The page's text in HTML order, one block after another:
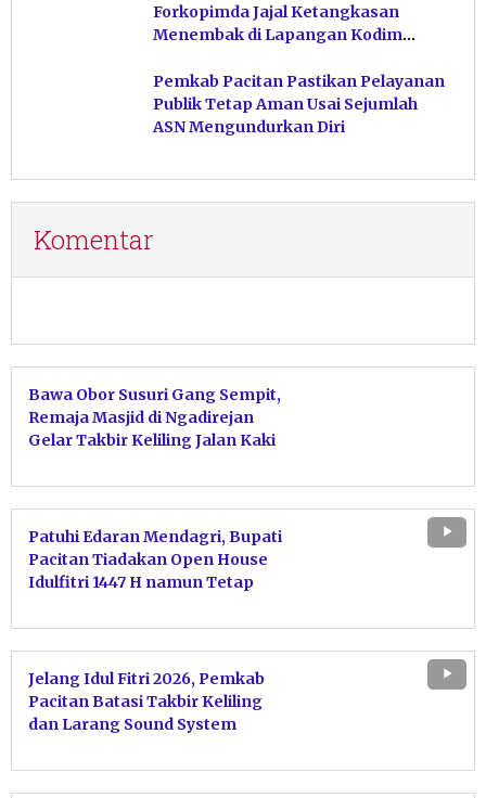
Forkopimda Jajal Ketangkasan
Menembak di Lapangan Kodim
Pemkab Pacitan Pastikan Pelayanan
Publik Tetap Aman Usai Sejumlah
ASN Mengundurkan Diri
Komentar
Bawa Obor Susuri Gang Sempit,
Remaja Masjid di Ngadirejan
Gelar Takbir Keliling Jalan Kaki
Patuhi Edaran Mendagri, Bupati
Pacitan Tiadakan Open House
Idulfitri 1447 H namun Tetap
Jelang Idul Fitri 2026, Pemkab
Pacitan Batasi Takbir Keliling
dan Larang Sound System